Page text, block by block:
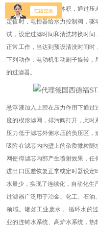
显着缩小了过滤器的体积，通过
定值时，电控器给水力控制阀，驱
试，设定过滤时间和清洗转换时间
正常工作，当达到预设清洗时间
下列动作：电动机带动刷子旋转
的过滤器。
悬浮液加入上腔在压力作用下通过
度的楔形滤网，排污阀打开，此
压力低于滤芯外侧水压的负压区，
吸附在滤芯内内壁上的杂质微粒
网使得滤芯内部产生喷射效果，
进出口压差恢复正常或定时器设
水量少，实现了连续化，自动化生
过滤器广泛用于冶金、化工、石
领域。诸如工业废水， 循环水的
业的连铸水系统、高炉水系统，热